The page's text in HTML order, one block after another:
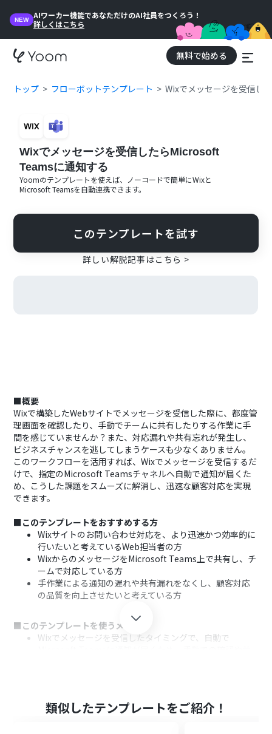
NEW
AIワーカー機能であなただけのAI社員をつくろう！
詳しくはこちら
無料で始める
トップ フローボットテンプレート Wixでメッセージを受信し
Wixでメッセージを受信したらMicrosoft
Teamsに通知する
Yoomのテンプレートを使えば、ノーコードで簡単にWixと
Microsoft Teamsを自動連携できます。
このテンプレートを試す
詳しい解説記事はこちら >
■概要
Wixで構築したWebサイトでメッセージを受信した際に、都度管
理画面を確認したり、手動でチームに共有したりする作業に手
間を感じていませんか？また、対応漏れや共有忘れが発生し、
ビジネスチャンスを逃してしまうケースも少なくありません。
このワークフローを活用すれば、Wixでメッセージを受信するだ
けで、指定のMicrosoft Teamsチャネルへ自動で通知が届くた
め、こうした課題をスムーズに解消し、迅速な顧客対応を実現
できます。
■このテンプレートをおすすめする方
Wixサイトのお問い合わせ対応を、より迅速かつ効率的に
行いたいと考えているWeb担当者の方
WixからのメッセージをMicrosoft Teams上で共有し、チ
ームで対応している方
手作業による通知の遅れや共有漏れをなくし、顧客対応
の品質を向上させたいと考えている方
■このテンプレートを使うメリット
Wixでメッセージを受信したタイミングで、自動で
類似したテンプレートをご紹介！